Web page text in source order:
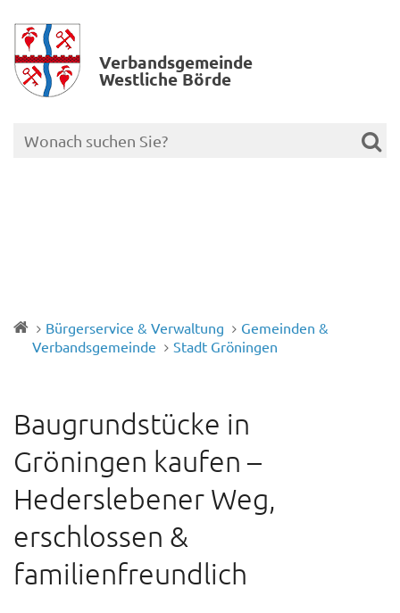
Verbands­gemeinde
Westliche Börde
Bürgerservice & Verwaltung
Gemeinden &
Verbandsgemeinde
Stadt Gröningen
Baugrundstücke in
Gröningen kaufen –
Hederslebener Weg,
erschlossen &
familienfreundlich